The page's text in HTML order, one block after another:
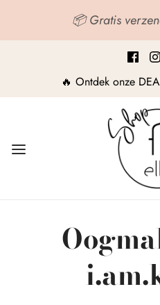
📦 Gratis
🔥 Ontdek onze